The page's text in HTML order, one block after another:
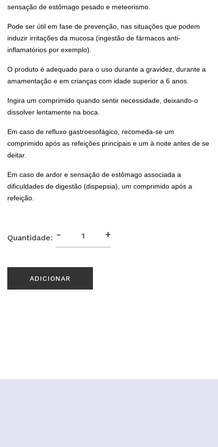
sensação de estômago pesado e meteorismo.
Pode ser útil em fase de prevenção, nas situações que podem
induzir irritações da mucosa (ingestão de fármacos anti-
inflamatórios por exemplo).
O produto é adequado para o uso durante a gravidez, durante a
amamentação e em crianças com idade superior a 6 anos.
Ingira um comprimido quando sentir necessidade, deixando-o
dissolver lentamente na boca.
Em caso de refluxo gastroesofágico, recomeda-se um
comprimido após as refeições principais e um à noite antes de se
deitar.
Em caso de ardor e sensação de estômago associada a
dificuldades de digestão (dispepsia), um comprimido após a
refeição.
Quantidade: - +
ADICIONAR